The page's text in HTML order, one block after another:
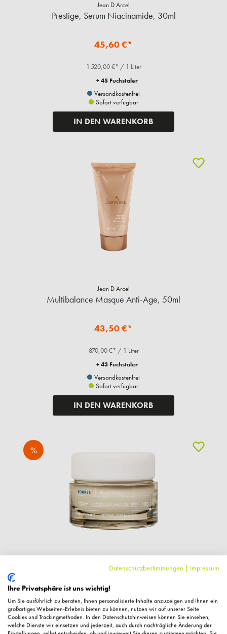
Jean D Arcel
Prestige, Serum Niacinamide, 30ml
45,60 €*
1.520,00 €* / 1 Liter
+ 45 Fuchstaler
Versandkostenfrei
Sofort verfügbar
IN DEN WARENKORB
Jean D Arcel
Multibalance Masque Anti-Age, 50ml
43,50 €*
870,00 €* / 1 Liter
+ 43 Fuchstaler
Versandkostenfrei
Sofort verfügbar
IN DEN WARENKORB
%
KORRES
White Pine Meno Reverse intensiv Creme, 40ml
41,93 €*
59,90 € UVP des Herstellers**
Datenschutzbestimmungen | Impressum
Ihre Privatsphäre ist uns wichtig!
Um Sie ausführlich zu beraten, Ihnen personalisierte Inhalte anzuzeigen und Ihnen ein
großartiges Webseiten-Erlebnis bieten zu können, nutzen wir auf unserer Seite
Cookies und Trackingmethoden. In den Datenschutzhinweisen können Sie einsehen,
welche Dienste wir einsetzen und jederzeit, auch durch nachträgliche Änderung der